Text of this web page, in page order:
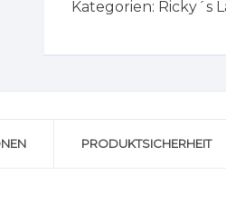
Kategorien: Ricky´s
PRODUKTSICHERHEIT